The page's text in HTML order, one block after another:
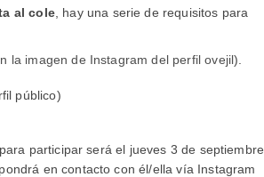
al cole, hay una serie de requisitos para
la imagen de Instagram del perfil ovejil).
público)
participar será el jueves 3 de septiembre
en contacto con él/ella vía Instagram